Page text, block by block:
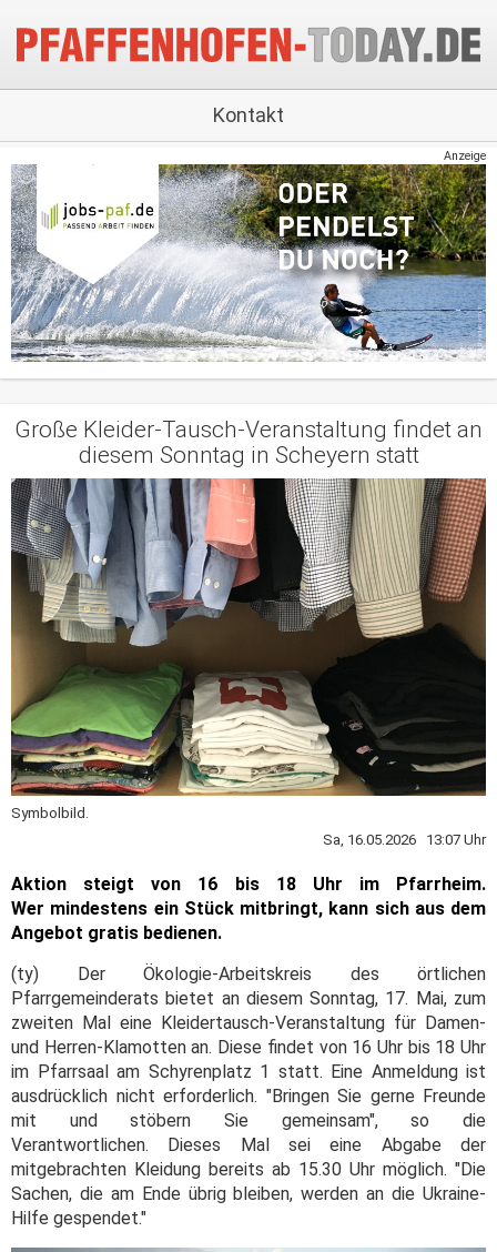
Kontakt
Anzeige
Große Kleider-Tausch-Veranstaltung findet an
diesem Sonntag in Scheyern statt
Symbolbild.
Sa, 16.05.2026 13:07 Uhr
Aktion steigt von 16 bis 18 Uhr im Pfarrheim.
Wer mindestens ein Stück mitbringt, kann sich aus dem
Angebot gratis bedienen.
(ty) Der Ökologie-Arbeitskreis des örtlichen
Pfarrgemeinderats bietet an diesem Sonntag, 17. Mai, zum
zweiten Mal eine Kleidertausch-Veranstaltung für Damen-
und Herren-Klamotten an. Diese findet von 16 Uhr bis 18 Uhr
im Pfarrsaal am Schyrenplatz 1 statt. Eine Anmeldung ist
ausdrücklich nicht erforderlich. "Bringen Sie gerne Freunde
mit und stöbern Sie gemeinsam", so die
Verantwortlichen. Dieses Mal sei eine Abgabe der
mitgebrachten Kleidung bereits ab 15.30 Uhr möglich. "Die
Sachen, die am Ende übrig bleiben, werden an die Ukraine-
Hilfe gespendet."